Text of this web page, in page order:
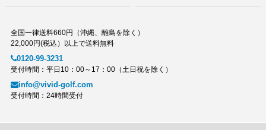
全国一律送料660円（沖縄、離島を除く）
22,000円(税込）以上で送料無料
0120-99-3231
受付時間：平日10：00～17：00（土日祝を除く）
info@vivid-golf.com
受付時間：24時間受付